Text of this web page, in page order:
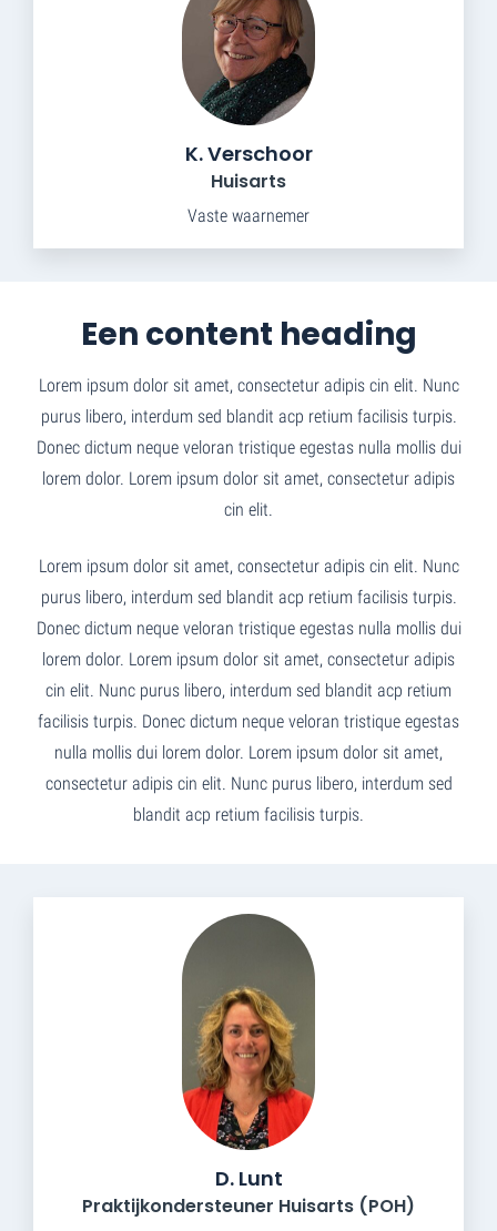
K. Verschoor
Huisarts
Vaste waarnemer
Een content heading
Lorem ipsum dolor sit amet, consectetur adipis cin elit. Nunc
purus libero, interdum sed blandit acp retium facilisis turpis.
Donec dictum neque veloran tristique egestas nulla mollis dui
lorem dolor. Lorem ipsum dolor sit amet, consectetur adipis
cin elit.
Lorem ipsum dolor sit amet, consectetur adipis cin elit. Nunc
purus libero, interdum sed blandit acp retium facilisis turpis.
Donec dictum neque veloran tristique egestas nulla mollis dui
lorem dolor. Lorem ipsum dolor sit amet, consectetur adipis
cin elit. Nunc purus libero, interdum sed blandit acp retium
facilisis turpis. Donec dictum neque veloran tristique egestas
nulla mollis dui lorem dolor. Lorem ipsum dolor sit amet,
consectetur adipis cin elit. Nunc purus libero, interdum sed
blandit acp retium facilisis turpis.
D. Lunt
Praktijkondersteuner Huisarts (POH)